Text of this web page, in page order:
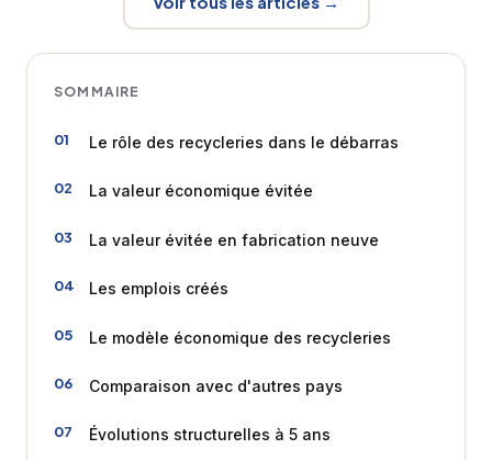
SOMMAIRE
Le rôle des recycleries dans le débarras
La valeur économique évitée
La valeur évitée en fabrication neuve
Les emplois créés
Le modèle économique des recycleries
Comparaison avec d'autres pays
Évolutions structurelles à 5 ans